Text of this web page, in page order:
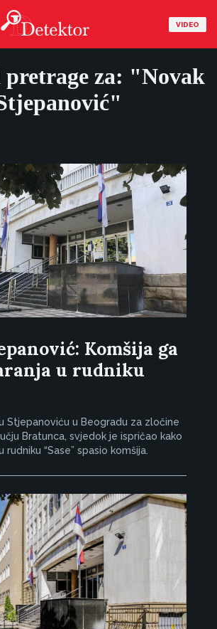
VIDEO
za: "Novak
Komšija ga
u rudniku
Stjepanoviću u Beogradu za zločine
Bratunca, svjedok je ispričao kako
rudniku “Sase” spasio komšija.